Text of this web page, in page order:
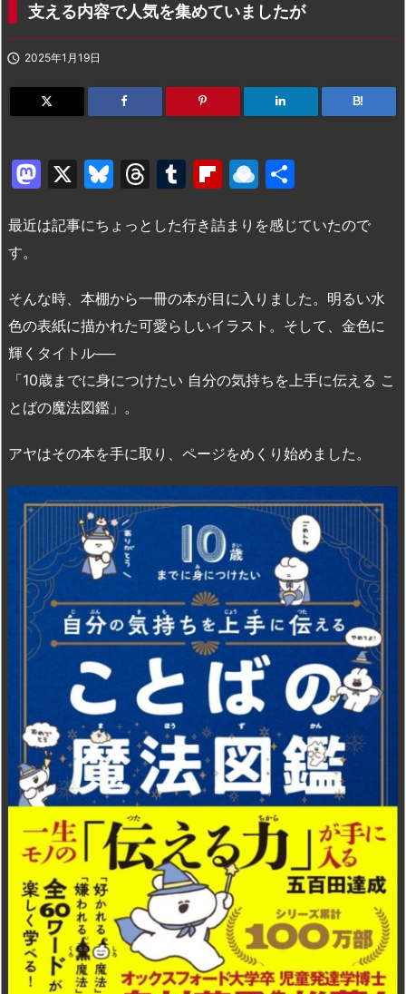
支える内容で人気を集めていましたが
 2025年1月19日
B!
M
st
d
o
n
X
Bl
e
k
y
T
e
d
s
T
m
r
Fl
b
ar
d
R
n
o
p.
最近は記事にちょっとした行き詰まりを感じていたので
す。
そんな時、本棚から一冊の本が目に入りました。明るい水
色の表紙に描かれた可愛らしいイラスト。そして、金色に
輝くタイトル──
「10歳までに身につけたい 自分の気持ちを上手に伝える こ
とばの魔法図鑑」。
アヤはその本を手に取り、ページをめくり始めました。